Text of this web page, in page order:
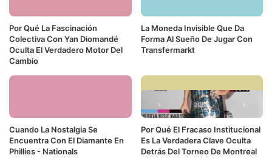
Por Qué La Fascinación
Colectiva Con Yan Diomandé
Oculta El Verdadero Motor Del
Cambio
La Moneda Invisible Que Da
Forma Al Sueño De Jugar Con
Transfermarkt
Cuando La Nostalgia Se
Encuentra Con El Diamante En
Phillies - Nationals
Por Qué El Fracaso Institucional
Es La Verdadera Clave Oculta
Detrás Del Torneo De Montreal